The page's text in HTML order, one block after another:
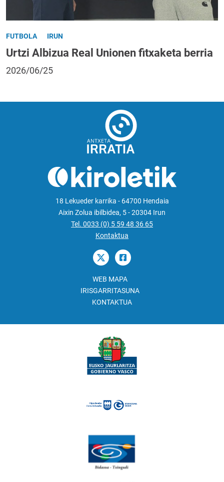
FUTBOLA IRUN
Urtzi Albizua Real Unionen fitxaketa berria
2026/06/25
18 Lekueder karrika - 64700 Hendaia
Aixin Zolua ibilbidea, 5 - 20304 Irun
Tel. 0033 (0) 5 59 48 36 65
Kontaktua
WEB MAPA
IRISGARRITASUNA
KONTAKTUA